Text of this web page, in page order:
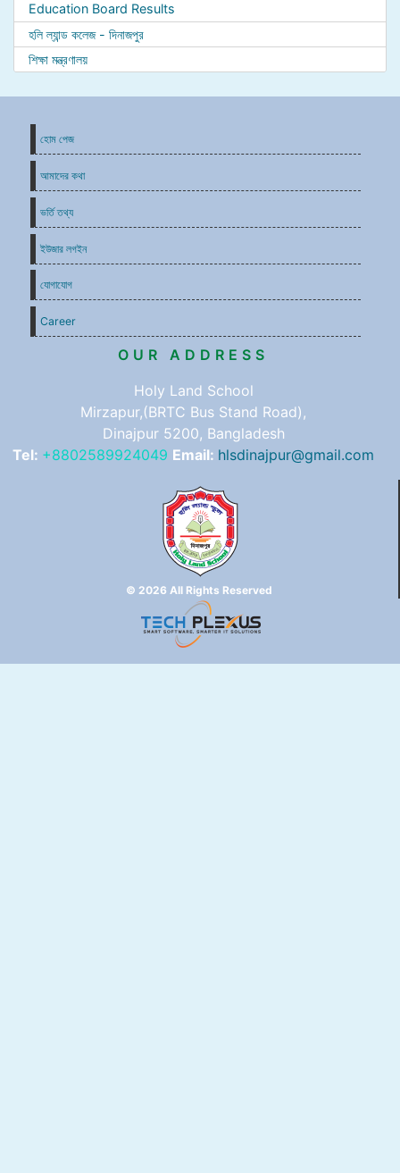
Education Board Results
হলি ল্যান্ড কলেজ - দিনাজপুর
শিক্ষা মন্ত্রণালয়
© 2026 All Rights Reserved
OUR ADDRESS
Holy Land School
Mirzapur,(BRTC Bus Stand Road),
Dinajpur 5200, Bangladesh
Tel: +8802589924049 Email: hlsdinajpur@gmail.com
হোম পেজ
আমাদের কথা
ভর্তি তথ্য
ইউজার লগইন
যোগাযোগ
Career